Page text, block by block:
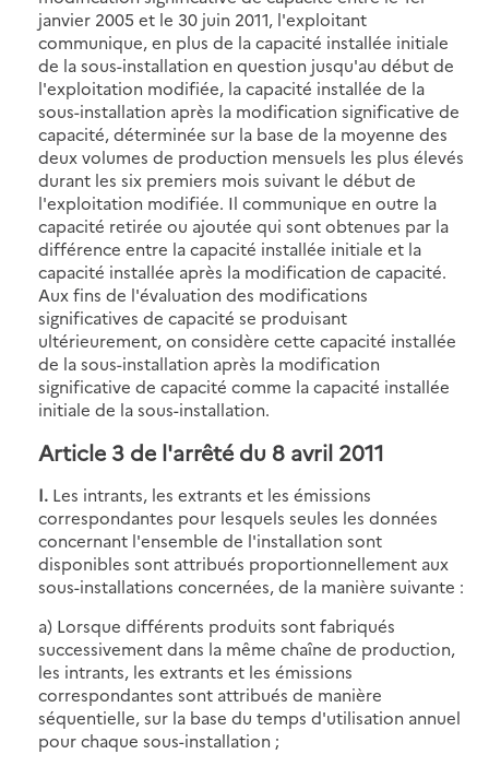
janvier 2005 et le 30 juin 2011, l'exploitant
communique, en plus de la capacité installée initiale
de la sous-installation en question jusqu'au début de
l'exploitation modifiée, la capacité installée de la
sous-installation après la modification significative de
capacité, déterminée sur la base de la moyenne des
deux volumes de production mensuels les plus élevés
durant les six premiers mois suivant le début de
l'exploitation modifiée. Il communique en outre la
capacité retirée ou ajoutée qui sont obtenues par la
différence entre la capacité installée initiale et la
capacité installée après la modification de capacité.
Aux fins de l'évaluation des modifications
significatives de capacité se produisant
ultérieurement, on considère cette capacité installée
de la sous-installation après la modification
significative de capacité comme la capacité installée
initiale de la sous-installation.
Article 3 de l'arrêté du 8 avril 2011
I. Les intrants, les extrants et les émissions
correspondantes pour lesquels seules les données
concernant l'ensemble de l'installation sont
disponibles sont attribués proportionnellement aux
sous-installations concernées, de la manière suivante :
a) Lorsque différents produits sont fabriqués
successivement dans la même chaîne de production,
les intrants, les extrants et les émissions
correspondantes sont attribués de manière
séquentielle, sur la base du temps d'utilisation annuel
pour chaque sous-installation ;